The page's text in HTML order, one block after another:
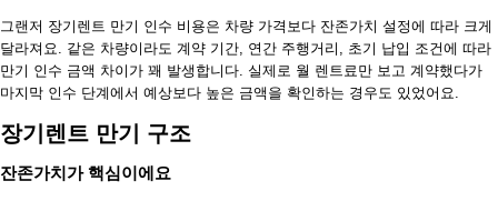
그랜저 장기렌트 만기 인수 비용은 차량 가격보다 잔존가치 설정에 따라 크게
달라져요. 같은 차량이라도 계약 기간, 연간 주행거리, 초기 납입 조건에 따라
만기 인수 금액 차이가 꽤 발생합니다. 실제로 월 렌트료만 보고 계약했다가
마지막 인수 단계에서 예상보다 높은 금액을 확인하는 경우도 있었어요.
장기렌트 만기 구조
잔존가치가 핵심이에요